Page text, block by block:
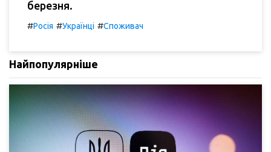
березня.
#Росія #Українці #Споживач
Найпопулярніше